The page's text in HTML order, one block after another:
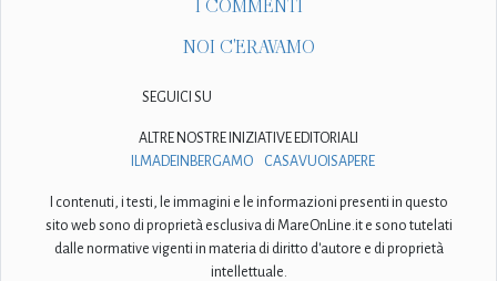
I COMMENTI
NOI C'ERAVAMO
SEGUICI SU
ALTRE NOSTRE INIZIATIVE EDITORIALI
ILMADEINBERGAMO
CASAVUOISAPERE
I contenuti, i testi, le immagini e le informazioni presenti in questo
sito web sono di proprietà esclusiva di MareOnLine.it e sono tutelati
dalle normative vigenti in materia di diritto d'autore e di proprietà
intellettuale.